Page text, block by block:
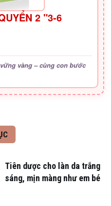
2 "3-6
vàng – cùng con bước
Tiên dược cho làn da trắng
sáng, mịn màng như em bé